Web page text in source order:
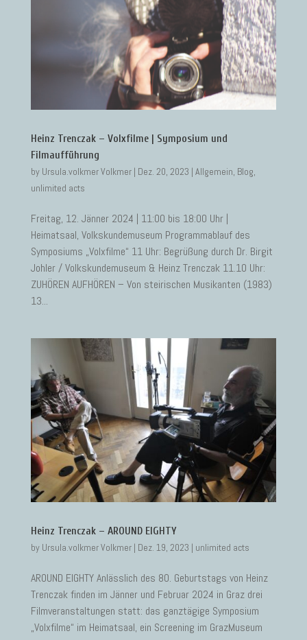
Heinz Trenczak – Volxfilme | Symposium und
Filmaufführung
by Ursula.volkmer Volkmer| Dez. 20, 2023 | Allgemein, Blog,
unlimited acts
Freitag, 12. Jänner 2024 | 11:00 bis 18:00 Uhr |
Heimatsaal, Volkskundemuseum Programmablauf des
Symposiums „Volxfilme“ 11 Uhr: Begrüßung durch Dr. Birgit
Johler / Volkskundemuseum & Heinz Trenczak 11.10 Uhr:
ZUHÖREN AUFHÖREN – Von steirischen Musikanten (1983)
13...
Heinz Trenczak – AROUND EIGHTY
by Ursula.volkmer Volkmer| Dez. 19, 2023 | unlimited acts
AROUND EIGHTY Anlässlich des 80. Geburtstags von Heinz
Trenczak finden im Jänner und Februar 2024 in Graz drei
Filmveranstaltungen statt: das ganztägige Symposium
„Volxfilme“ im Heimatsaal, ein Screening im GrazMuseum